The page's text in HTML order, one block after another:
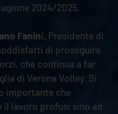
2024/2025.
Fanini, Presidente di
di proseguire
che continua a far
di Verona Volley. Si
importante che
il lavoro profusi sino ad